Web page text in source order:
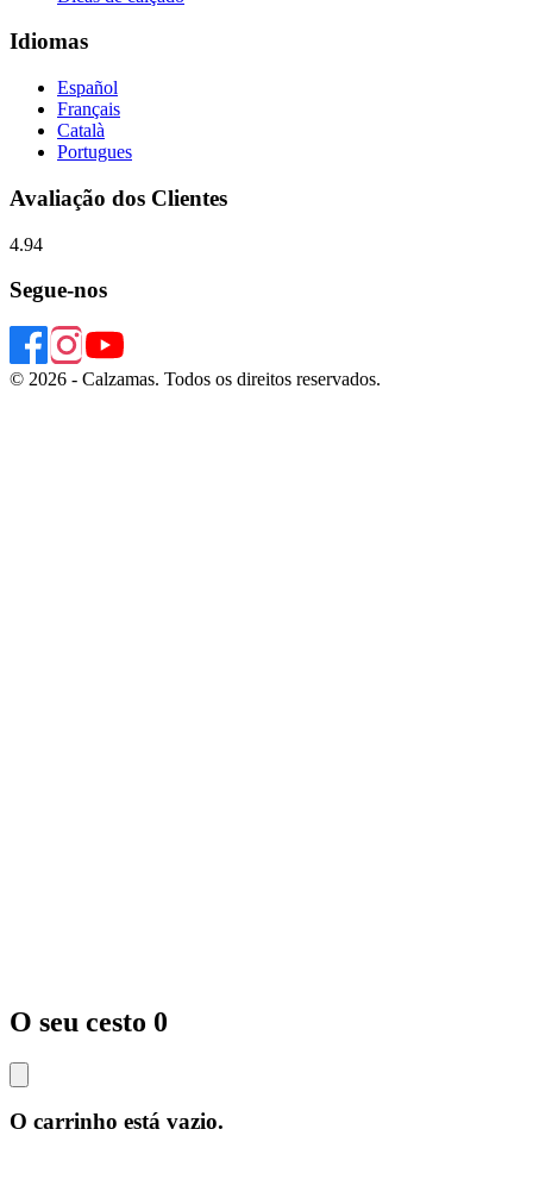
Idiomas
Español
Français
Català
Portugues
Avaliação dos Clientes
4.94
Segue-nos
© 2026 - Calzamas. Todos os direitos reservados.
O seu cesto 0
O carrinho está vazio.